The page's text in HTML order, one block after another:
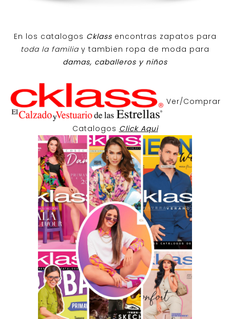
En los catalogos Cklass encontras zapatos para
toda la familiay tambien ropa de moda para
damas, caballeros y niños
Ver/Comprar
Catalogos Click Aqui